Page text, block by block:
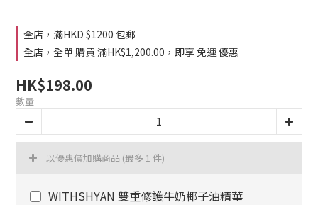
全店，滿HKD $1200 包郵
全店，全單 購買 滿HK$1,200.00，即享 免運 優惠
HK$198.00
數量
以優惠價加購商品 (最多 1 件)
WITHSHYAN 雙重修護牛奶椰子油精華